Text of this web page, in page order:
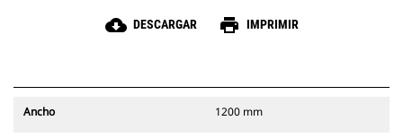
cloud_download DESCARGAR print IMPRIMIR
Ancho 1200 mm